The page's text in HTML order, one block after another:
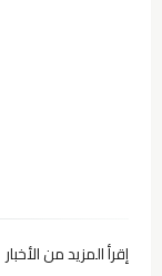
إقرأ المزيد من الأخبار